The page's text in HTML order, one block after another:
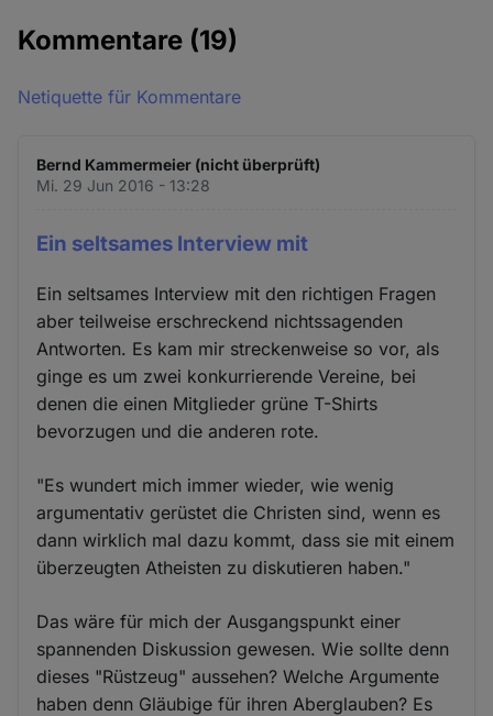
Kommentare (19)
Netiquette für Kommentare
Bernd Kammermeier (nicht überprüft)
Mi. 29 Jun 2016 - 13:28
Ein seltsames Interview mit
Ein seltsames Interview mit den richtigen Fragen
aber teilweise erschreckend nichtssagenden
Antworten. Es kam mir streckenweise so vor, als
ginge es um zwei konkurrierende Vereine, bei
denen die einen Mitglieder grüne T-Shirts
bevorzugen und die anderen rote.
"Es wundert mich immer wieder, wie wenig
argumentativ gerüstet die Christen sind, wenn es
dann wirklich mal dazu kommt, dass sie mit einem
überzeugten Atheisten zu diskutieren haben."
Das wäre für mich der Ausgangspunkt einer
spannenden Diskussion gewesen. Wie sollte denn
dieses "Rüstzeug" aussehen? Welche Argumente
haben denn Gläubige für ihren Aberglauben? Es